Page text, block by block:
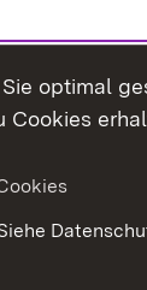
optimal
Cookies